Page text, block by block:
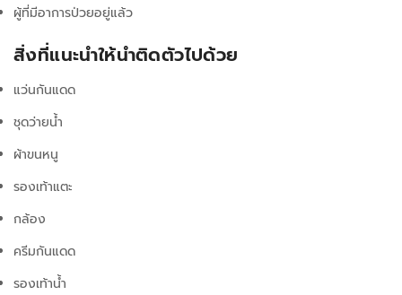
ผู้ที่มีอาการป่วยอยู่แล้ว
สิ่งที่แนะนำให้นำติดตัวไปด้วย
แว่นกันแดด
ชุดว่ายน้ำ
ผ้าขนหนู
รองเท้าแตะ
กล้อง
ครีมกันแดด
รองเท้าน้ำ